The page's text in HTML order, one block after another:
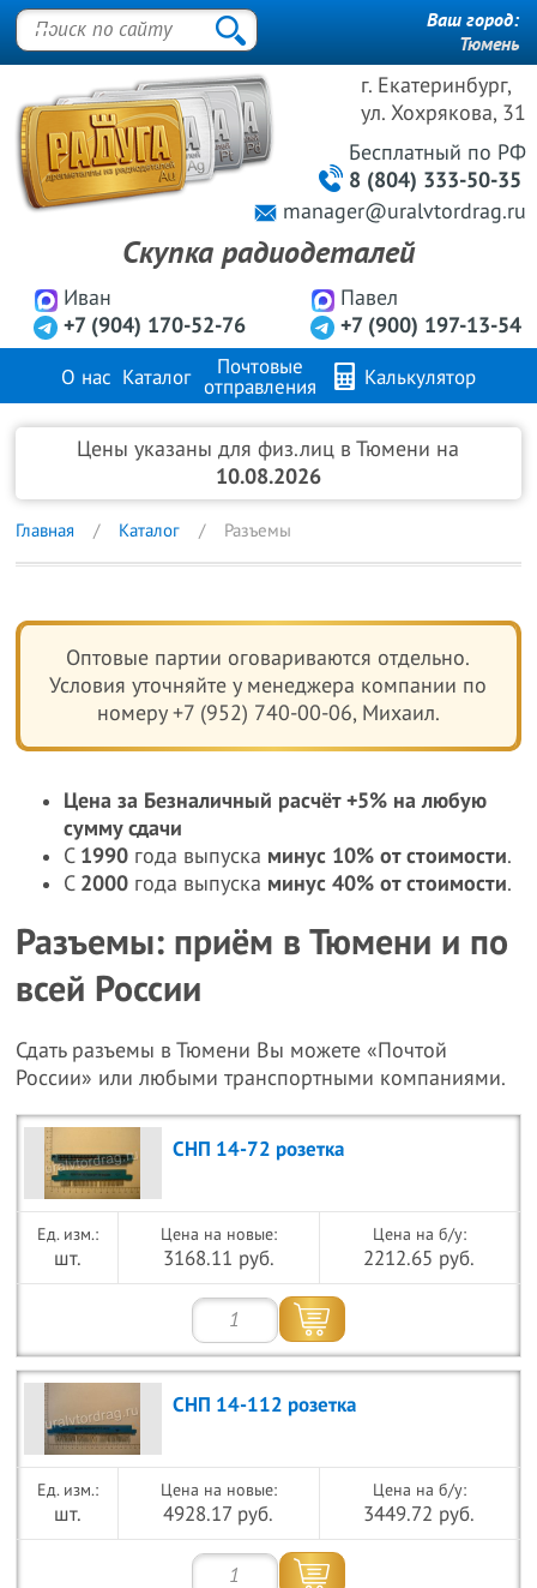
г. Екатеринбург,
ул. Хохрякова, 31
Иван
+7 (904) 170-52-76
Павел
+7 (900) 197-13-54
Бесплатный по РФ
8 (804) 333-50-35
manager@uralvtordrag.ru
Скупка радиодеталей
Ваш город:
Тюмень
О нас Каталог
Почтовые
отправления
Калькулятор
Продажа металлов Контакты
Цены указаны для физ.лиц в Тюмени на
10.08.2026
Главная Каталог Разъемы
Оптовые партии оговариваются отдельно.
Условия уточняйте у менеджера компании по
номеру +7 (952) 740-00-06, Михаил.
Цена за Безналичный расчёт +5% на любую
сумму сдачи
С 1990 года выпуска минус 10% от стоимости.
С 2000 года выпуска минус 40% от стоимости.
Разъемы: приём в Тюмени и по
всей России
Сдать разъемы в Тюмени Вы можете «Почтой
России» или любыми транспортными компаниями.
СНП 14-72 розетка
шт.
Цена на новые:
3168.11 руб.
Цена на б/у:
2212.65 руб.
СНП 14-112 розетка
шт.
Цена на новые:
4928.17 руб.
Цена на б/у:
3449.72 руб.